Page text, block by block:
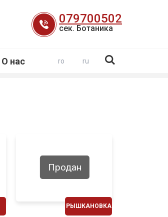
079700502
сек. Ботаника
О нас ro ru
РЫШКАНОВКА
Продан